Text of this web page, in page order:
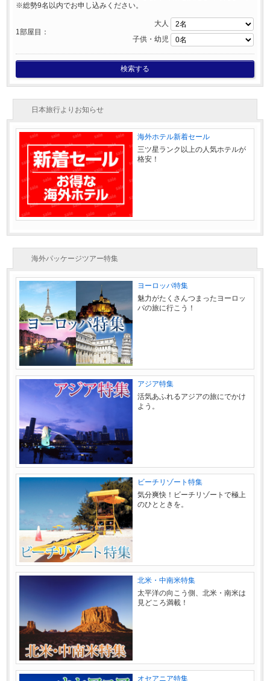
※総勢9名以内でお申し込みください。
1部屋目：
大人
子供・幼児
検索する
日本旅行よりお知らせ
海外ホテル新着セール
三ツ星ランク以上の人気ホテルが
格安！
海外パッケージツアー特集
ヨーロッパ特集
魅力がたくさんつまったヨーロッ
パの旅に行こう！
アジア特集
活気あふれるアジアの旅にでかけ
よう。
ビーチリゾート特集
気分爽快！ビーチリゾートで極上
のひとときを。
北米・中南米特集
太平洋の向こう側、北米・南米は
見どころ満載！
オセアニア特集